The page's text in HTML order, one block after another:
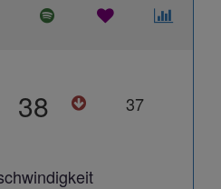
38 37